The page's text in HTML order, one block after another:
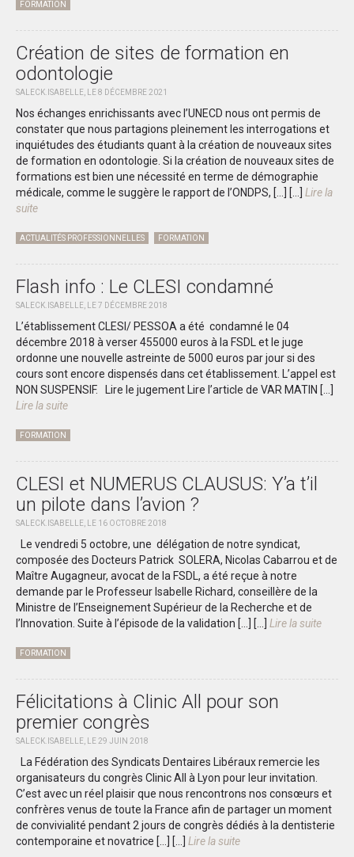
FORMATION
Création de sites de formation en
odontologie
SALECK.ISABELLE, LE 8 DÉCEMBRE 2021
Nos échanges enrichissants avec l’UNECD nous ont permis de
constater que nous partagions pleinement les interrogations et
inquiétudes des étudiants quant à la création de nouveaux sites
de formation en odontologie. Si la création de nouveaux sites de
formations est bien une nécessité en terme de démographie
médicale, comme le suggère le rapport de l’ONDPS, […]
[...] Lire la
suite
ACTUALITÉS PROFESSIONNELLES FORMATION
Flash info : Le CLESI condamné
SALECK.ISABELLE, LE 7 DÉCEMBRE 2018
L’établissement CLESI/ PESSOA a été condamné le 04
décembre 2018 à verser 455000 euros à la FSDL et le juge
ordonne une nouvelle astreinte de 5000 euros par jour si des
cours sont encore dispensés dans cet établissement. L’appel est
NON SUSPENSIF. Lire le jugement Lire l’article de VAR MATIN [...]
Lire la suite
FORMATION
CLESI et NUMERUS CLAUSUS: Y’a t’il
un pilote dans l’avion ?
SALECK.ISABELLE, LE 16 OCTOBRE 2018
Le vendredi 5 octobre, une délégation de notre syndicat,
composée des Docteurs Patrick SOLERA, Nicolas Cabarrou et de
Maître Augagneur, avocat de la FSDL, a été reçue à notre
demande par le Professeur Isabelle Richard, conseillère de la
Ministre de l’Enseignement Supérieur de la Recherche et de
l’Innovation. Suite à l’épisode de la validation […]
[...] Lire la suite
FORMATION
Félicitations à Clinic All pour son
premier congrès
SALECK.ISABELLE, LE 29 JUIN 2018
La Fédération des Syndicats Dentaires Libéraux remercie les
organisateurs du congrès Clinic All à Lyon pour leur invitation.
C’est avec un réel plaisir que nous rencontrons nos consœurs et
confrères venus de toute la France afin de partager un moment
de convivialité pendant 2 jours de congrès dédiés à la dentisterie
contemporaine et novatrice […]
[...] Lire la suite